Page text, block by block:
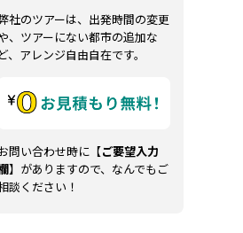
社のツアーは、出発時間の変更
、ツアーにない都市の追加な
ど、アレンジ自由自在です。
問い合わせ時に【ご要望入力
】がありますので、なんでもご
談ください！